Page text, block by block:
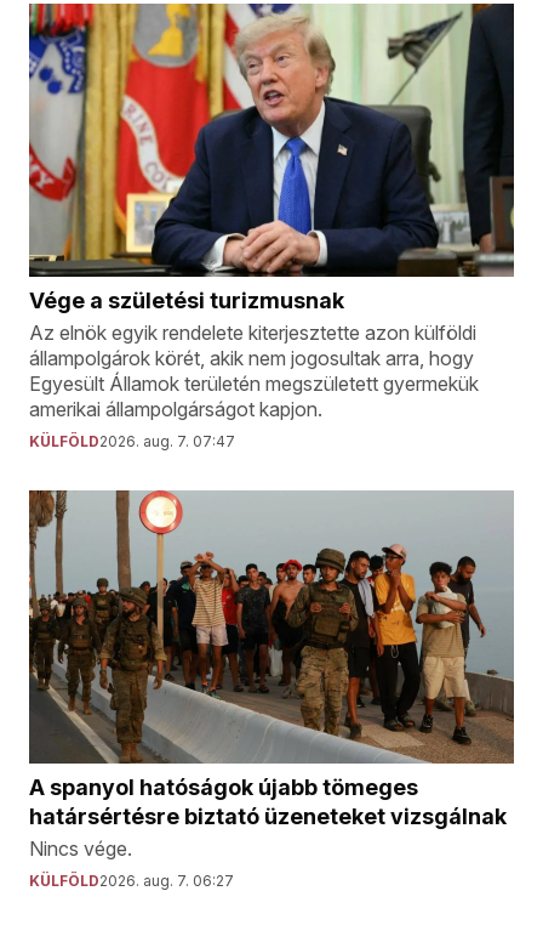
Vége a születési turizmusnak
Az elnök egyik rendelete kiterjesztette azon külföldi
állampolgárok körét, akik nem jogosultak arra, hogy
Egyesült Államok területén megszületett gyermekük
amerikai állampolgárságot kapjon.
KÜLFÖLD2026. aug. 7. 07:47
A spanyol hatóságok újabb tömeges
határsértésre biztató üzeneteket vizsgálnak
Nincs vége.
KÜLFÖLD2026. aug. 7. 06:27